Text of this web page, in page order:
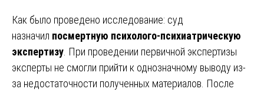
Как было проведено исследование: суд
назначил посмертную психолого-психиатрическую
экспертизу . При проведении первичной экспертизы
эксперты не смогли прийти к однозначному выводу из-
за недостаточности полученных материалов. После